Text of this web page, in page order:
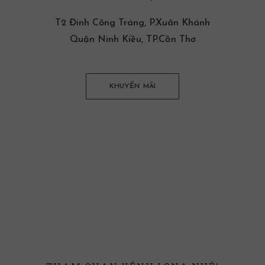
T2 Đinh Công Tráng, P.Xuân Khánh
Quận Ninh Kiều, TP.Cần Thơ
KHUYẾN MÃI